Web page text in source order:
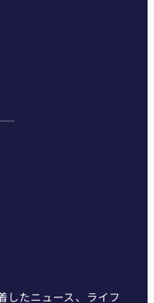
したニュース、ライフ